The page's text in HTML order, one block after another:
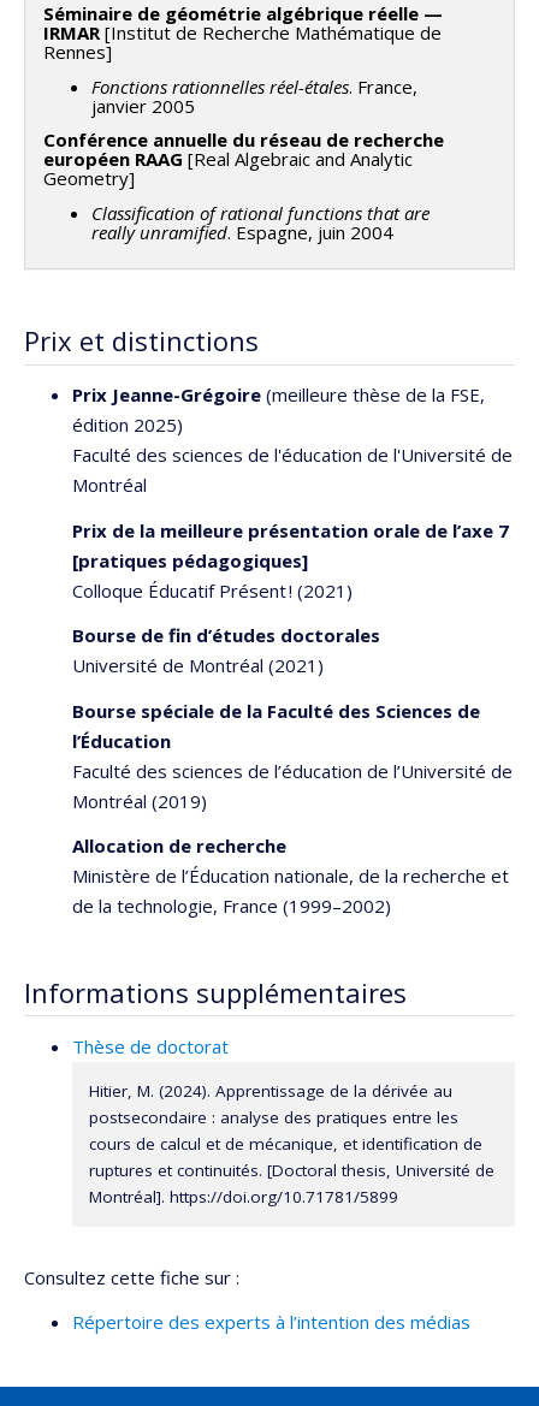
Séminaire de géométrie algébrique réelle —
IRMAR[Institut de Recherche Mathématique de
Rennes]
Fonctions rationnelles réel-étales. France,
janvier 2005
Conférence annuelle du réseau de recherche
européen RAAG [Real Algebraic and Analytic
Geometry]
Classification of rational functions that are
really unramified. Espagne, juin 2004
Prix et distinctions
Prix Jeanne-Grégoire (meilleure thèse de la FSE,
édition 2025)
Faculté des sciences de l'éducation de l'Université de
Montréal
Prix de la meilleure présentation orale de l’axe 7
[pratiques pédagogiques]
Colloque Éducatif Présent ! (2021)
Bourse de fin d’études doctorales
Université de Montréal (2021)
Bourse spéciale de la Faculté des Sciences de
l’Éducation
Faculté des sciences de l’éducation de l’Université de
Montréal (2019)
Allocation de recherche
Ministère de l’Éducation nationale, de la recherche et
de la technologie, France (1999–2002)
Informations supplémentaires
Thèse de doctorat
Hitier, M. (2024). Apprentissage de la dérivée au
postsecondaire : analyse des pratiques entre les
cours de calcul et de mécanique, et identification de
ruptures et continuités. [Doctoral thesis, Université de
Montréal]. https://doi.org/10.71781/5899
Consultez cette fiche sur :
Répertoire des experts à l’intention des médias